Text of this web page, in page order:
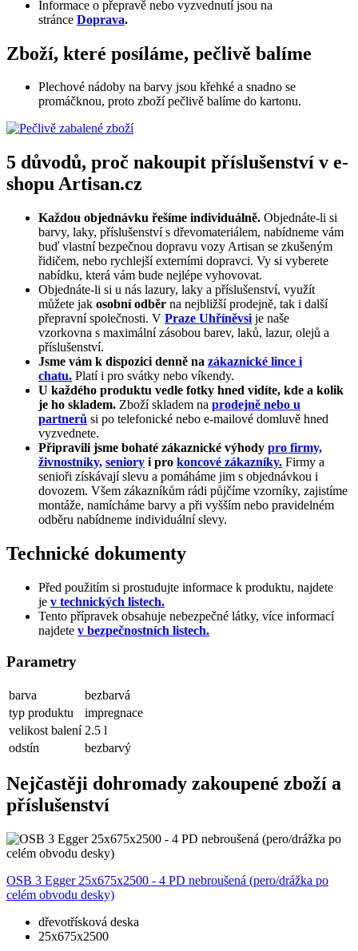
Informace o přepravě nebo vyzvednutí jsou na
stránce Doprava.
Zboží, které posíláme, pečlivě balíme
Plechové nádoby na barvy jsou křehké a snadno se
promáčknou, proto zboží pečlivě balíme do kartonu.
5 důvodů, proč nakoupit příslušenství v e-
shopu Artisan.cz
Každou objednávku řešíme individuálně. Objednáte-li si
barvy, laky, příslušenství s dřevomateriálem, nabídneme vám
buď vlastní bezpečnou dopravu vozy Artisan se zkušeným
řidičem, nebo rychlejší externími dopravci. Vy si vyberete
nabídku, která vám bude nejlépe vyhovovat.
Objednáte-li si u nás lazury, laky a příslušenství, využít
můžete jak osobní odběr na nejbližší prodejně, tak i další
přepravní společnosti. V Praze Uhříněvsi je naše
vzorkovna s maximální zásobou barev, laků, lazur, olejů a
příslušenství.
Jsme vám k dispozici denně na zákaznické lince i
chatu. Platí i pro svátky nebo víkendy.
U každého produktu vedle fotky hned vidíte, kde a kolik
je ho skladem. Zboží skladem na prodejně nebo u
partnerů si po telefonické nebo e-mailové domluvě hned
vyzvednete.
Připravili jsme bohaté zákaznické výhody pro firmy,
živnostníky, seniory i pro koncové zákazníky. Firmy a
senioři získávají slevu a pomáháme jim s objednávkou i
dovozem. Všem zákazníkům rádi půjčíme vzorníky, zajistíme
montáže, namícháme barvy a při vyšším nebo pravidelném
odběru nabídneme individuální slevy.
Technické dokumenty
Před použitím si prostudujte informace k produktu, najdete
je v technických listech.
Tento přípravek obsahuje nebezpečné látky, více informací
najdete v bezpečnostních listech.
Parametry
barva
bezbarvá
typ produktu
impregnace
velikost balení 2.5 l
odstín
bezbarvý
Nejčastěji dohromady zakoupené zboží a
příslušenství
OSB 3 Egger 25x675x2500 - 4 PD nebroušená (pero/drážka po
celém obvodu desky)
dřevotřísková deska
25x675x2500